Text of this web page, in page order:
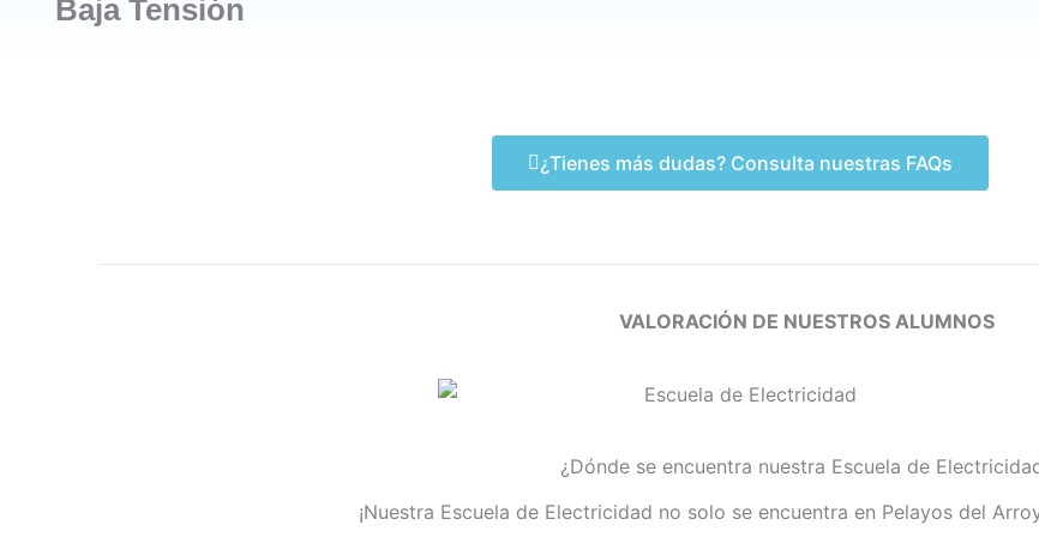
Baja Tensión
¿Tienes más dudas? Consulta nuestras FAQs
VALORACIÓN DE NUESTROS ALUMNOS
¿Dónde se encuentra nuestra Escuela de
¡Nuestra Escuela de Electricidad no solo se encuentra en Pelayos del